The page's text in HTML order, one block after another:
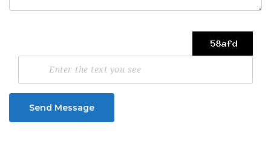
Send Message